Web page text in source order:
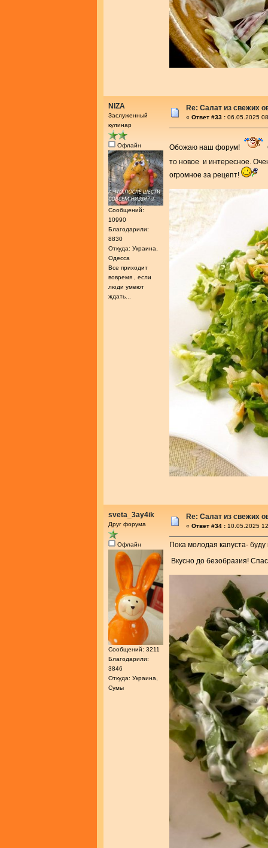
NIZA
Заслуженный
кулинар
Офлайн
Сообщений:
10990
Благодарили:
8830
Откуда: Украина,
Одесса
Все приходит
вовремя , если
люди умеют
ждать...
Re: Салат из свежих
« Ответ #33 : 06.05.2025
Обожаю наш форум!
то новое и интересное.
огромное за рецепт!
sveta_3ay4ik
Друг форума
Офлайн
Сообщений: 3211
Благодарили:
3846
Откуда: Украина,
Сумы
Re: Салат из свежих
« Ответ #34 : 10.05.2025
Пока молодая капуста-
Вкусно до безобразия!